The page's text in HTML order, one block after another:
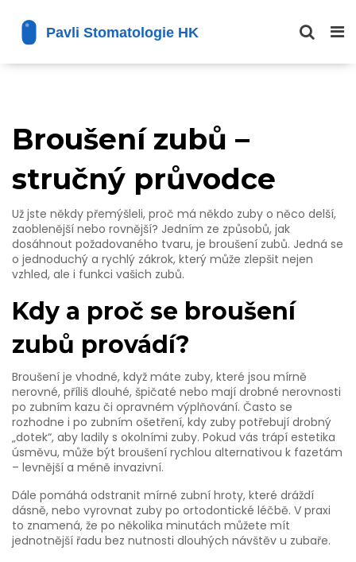
Broušení zubů –
stručný průvodce
Už jste někdy přemýšleli, proč má někdo zuby o něco delší,
zaoblenější nebo rovnější? Jedním ze způsobů, jak
dosáhnout požadovaného tvaru, je broušení zubů. Jedná se
o jednoduchý a rychlý zákrok, který může zlepšit nejen
vzhled, ale i funkci vašich zubů.
Kdy a proč se broušení
zubů provádí?
Broušení je vhodné, když máte zuby, které jsou mírně
nerovné, příliš dlouhé, špičaté nebo mají drobné nerovnosti
po zubním kazu či opravném výplňování. Často se
rozhodne i po zubním ošetření, kdy zuby potřebují drobný
„dotek“, aby ladily s okolními zuby. Pokud vás trápí estetika
úsměvu, může být broušení rychlou alternativou k fazetám
– levnější a méně invazivní.
Dále pomáhá odstranit mírné zubní hroty, které dráždí
dásně, nebo vyrovnat zuby po ortodontické léčbě. V praxi
to znamená, že po několika minutách můžete mít
jednotnější řadu bez nutnosti dlouhých návštěv u zubaře.